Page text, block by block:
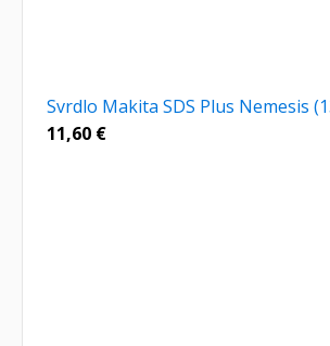
Svrdlo Makita SDS Plus Nemesis
11,60 €